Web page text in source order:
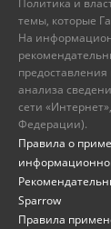
темы, которые
На
анализа
сети
Федерации).
Правила о
Sparrow
Правила